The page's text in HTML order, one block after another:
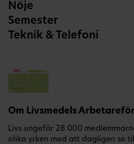
Nöje
Semester
Teknik & Telefoni
Om Livsmedels
Livs ungefär 28 000
olika yrken med att dagligen se